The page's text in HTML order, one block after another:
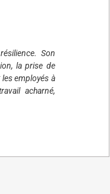
Son
la prise de
employés à
acharné,